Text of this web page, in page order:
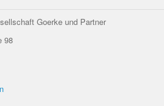
Goerke und Partner
98